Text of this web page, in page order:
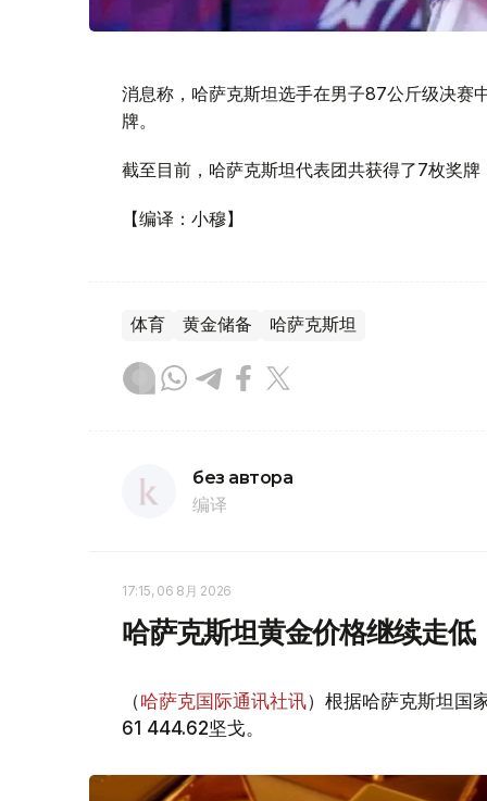
消息称，哈萨克斯坦选手在男子87公斤级决赛
牌。
截至目前，哈萨克斯坦代表团共获得了7枚奖牌
【编译：小穆】
体育 黄金储备 哈萨克斯坦
без автора
编译
17:15, 06 8月 2026
哈萨克斯坦黄金价格继续走低
（哈萨克国际通讯社讯）根据哈萨克斯坦国
61 444.62坚戈。